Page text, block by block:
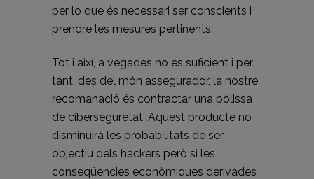
per lo que és necessari ser conscients i
prendre les mesures pertinents.
Tot i així, a vegades no és suficient i per
tant, des del món assegurador, la nostre
recomanació és contractar una pòlissa
de ciberseguretat. Aquest producte no
disminuirà les probabilitats de ser
objectiu dels hackers però si les
conseqüències econòmiques derivades